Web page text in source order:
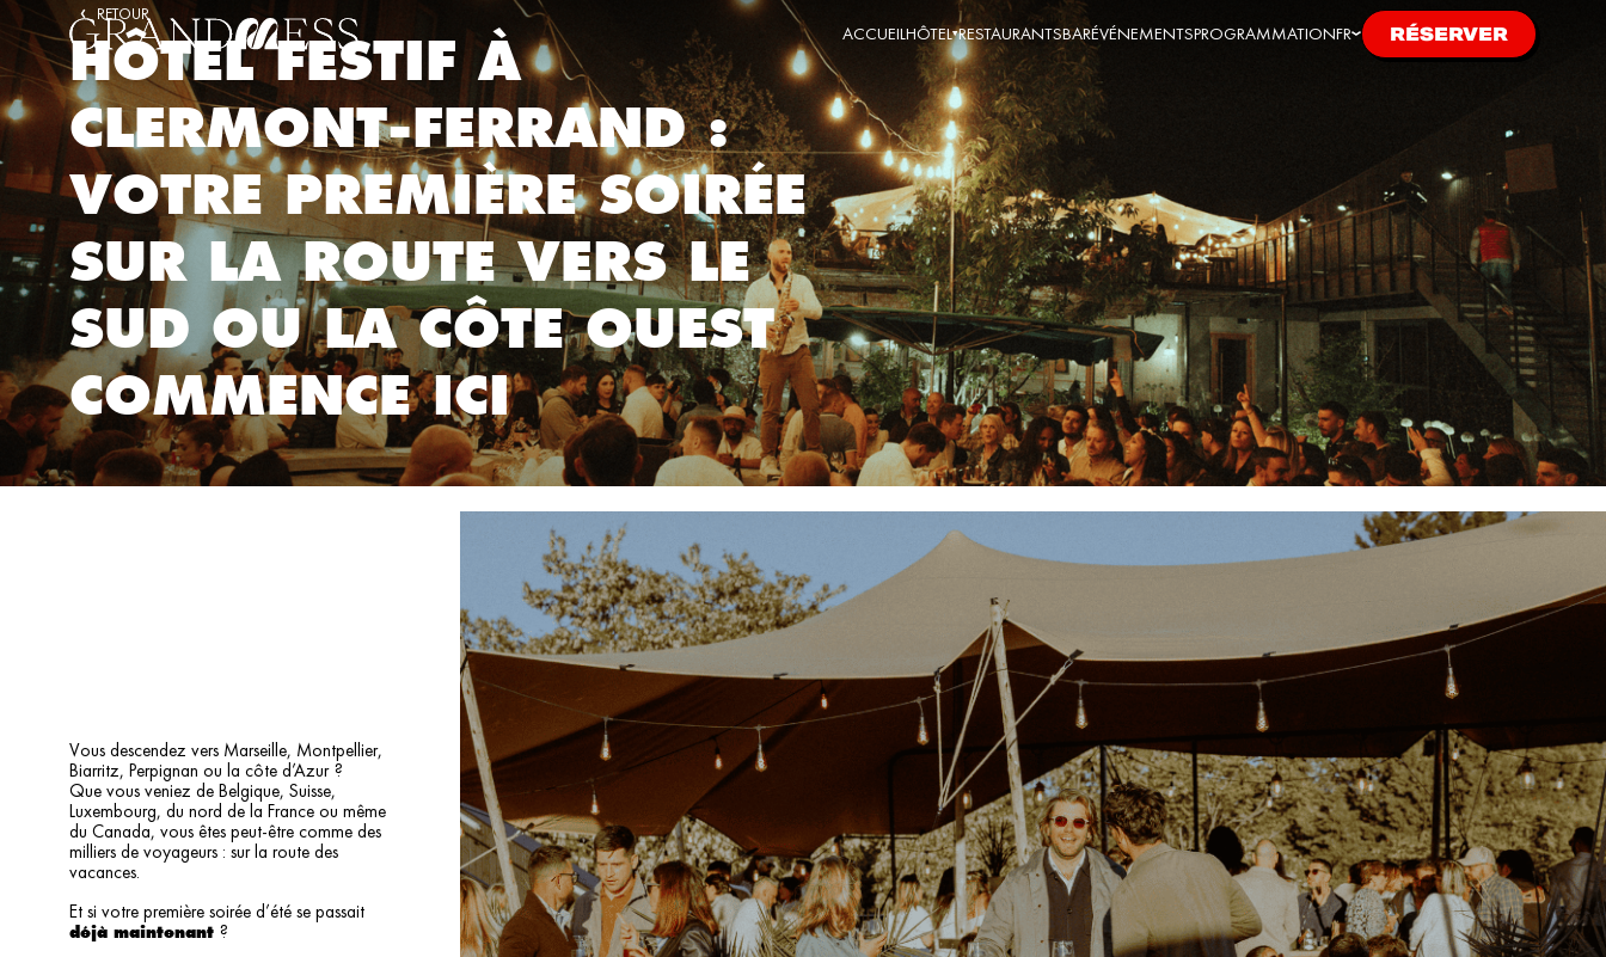
ACCUEILHÔTEL RESTAURANTSBARÉVÉNEMENTSPROGRAMMATIONFR RÉSERVER
RETOUR
HÔTEL FESTIF À
CLERMONT-FERRAND :
VOTRE PREMIÈRE SOIRÉE
SUR LA ROUTE VERS LE
SUD OU LA CÔTE OUEST
COMMENCE ICI
Vous descendez vers Marseille, Montpellier,
Biarritz, Perpignan ou la côte d’Azur ?
Que vous veniez de Belgique, Suisse,
Luxembourg, du nord de la France ou même
du Canada, vous êtes peut-être comme des
milliers de voyageurs : sur la route des
vacances.
Et si votre première soirée d’été se passait
déjà maintenant ?